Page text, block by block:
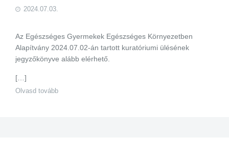
2024.07.03.
Az Egészséges Gyermekek Egészséges Környezetben
Alapítvány 2024.07.02-án tartott kuratóriumi ülésének
jegyzőkönyve alább elérhető.
[…]
Olvasd tovább